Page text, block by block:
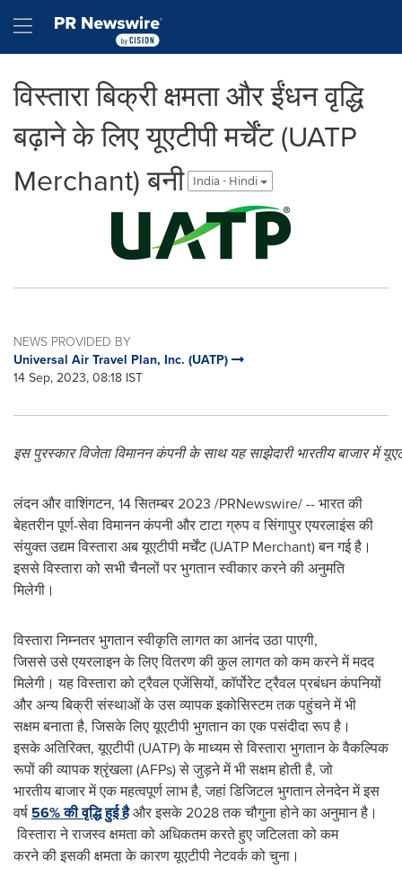
Hamburger menu
विस्तारा बिक्री क्षमता और ईंधन वृद्धि
बढ़ाने के लिए यूएटीपी मर्चेंट (UATP
Merchant) बनी
India - Hindi
NEWS PROVIDED BY
Universal Air Travel Plan, Inc. (UATP)
14 Sep, 2023, 08:18 IST
इस पुरस्कार विजेता विमानन कंपनी के साथ यह साझेदारी भारतीय बाजार में
लंदन और वाशिंगटन, 14 सितम्बर 2023 /PRNewswire/ -- भारत की
बेहतरीन पूर्ण-सेवा विमानन कंपनी और टाटा ग्रुप व सिंगापुर एयरलाइंस की
संयुक्त उद्यम विस्तारा अब यूएटीपी मर्चेंट (UATP Merchant) बन गई है।
इससे विस्तारा को सभी चैनलों पर भुगतान स्वीकार करने की अनुमति
म‍िलेगी।
विस्तारा निम्नतर भुगतान स्वीकृति लागत का आनंद उठा पाएगी,
जिससे उसे एयरलाइन के लिए वितरण की कुल लागत को कम करने में मदद
मिलेगी। यह विस्तारा को ट्रैवल एजेंसियों, कॉर्पोरेट ट्रैवल प्रबंधन कंपनियों
और अन्य बिक्री संस्थाओं के उस व्यापक इकोसिस्‍टम तक पहुंचने में भी
सक्षम बनाता है, जिसके लिए यूएटीपी भुगतान का एक पसंदीदा रूप है।
इसके अतिरिक्त, यूएटीपी (UATP) के माध्यम से विस्तारा भुगतान के वैकल्पिक
रूपों की व्‍यापक श्रृंखला (AFPs) से जुड़ने में भी सक्षम होती है, जो
भारतीय बाजार में एक महत्वपूर्ण लाभ है, जहां डिजिटल भुगतान लेनदेन में इस
वर्ष 56% की वृद्धि हुई हैऔर इसके 2028 तक चौगुना होने का अनुमान है।
विस्‍तारा ने राजस्व क्षमता को अधिकतम करते हुए जटिलता को कम
करने की इसकी क्षमता के कारण यूएटीपी नेटवर्क को चुना।